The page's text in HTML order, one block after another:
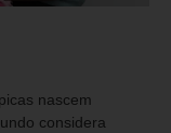
nascem
considera